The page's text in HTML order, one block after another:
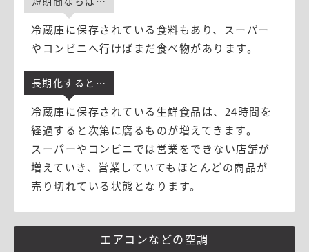
冷蔵庫に保存されている食料もあり、スーパー
やコンビニへ行けばまだ食べ物があります。
長期化すると⋯
冷蔵庫に保存されている生鮮食品は、24時間を
経過すると次第に腐るものが増えてきます。
スーパーやコンビニでは営業をできない店舗が
増えていき、営業していてもほとんどの商品が
売り切れている状態となります。
エアコンなどの空調